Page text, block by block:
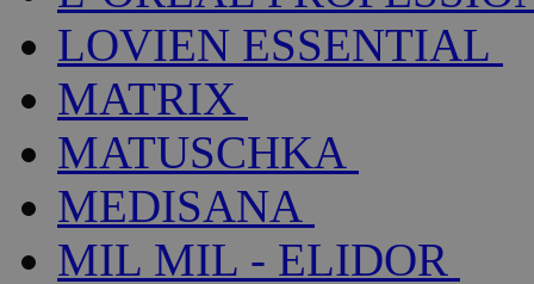
LOVIEN ESSENTIAL
MATRIX
MATUSCHKA
MEDISANA
MIL MIL - ELIDOR